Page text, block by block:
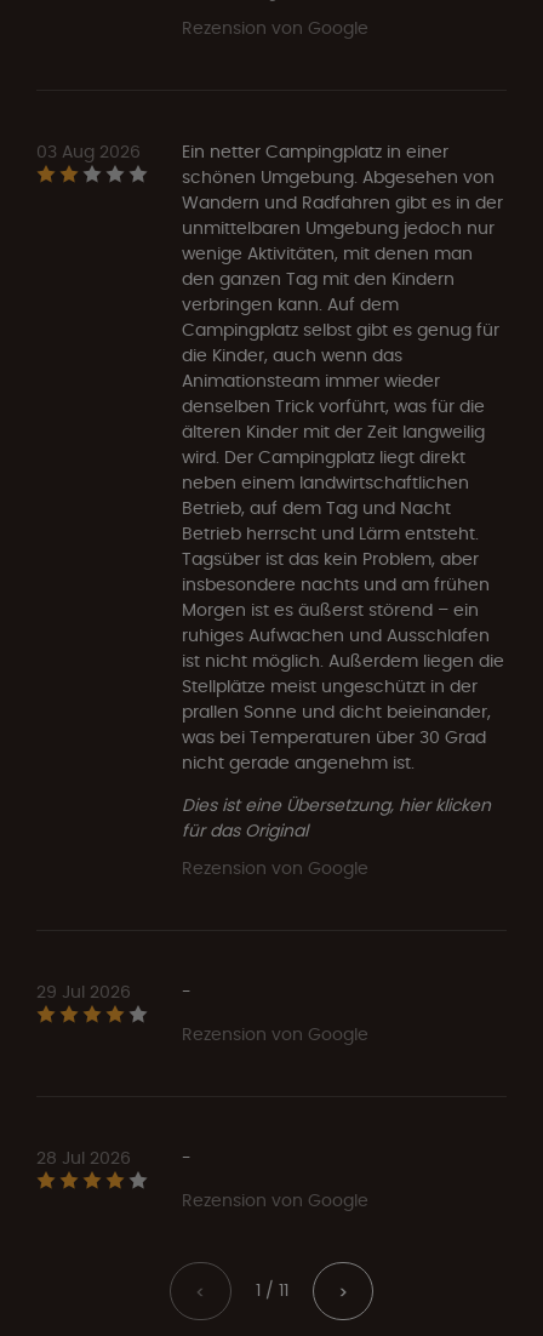
Rezension von Google
03 Aug 2026
Ein netter Campingplatz in einer
schönen Umgebung. Abgesehen von
Wandern und Radfahren gibt es in der
unmittelbaren Umgebung jedoch nur
wenige Aktivitäten, mit denen man
den ganzen Tag mit den Kindern
verbringen kann. Auf dem
Campingplatz selbst gibt es genug für
die Kinder, auch wenn das
Animationsteam immer wieder
denselben Trick vorführt, was für die
älteren Kinder mit der Zeit langweilig
wird. Der Campingplatz liegt direkt
neben einem landwirtschaftlichen
Betrieb, auf dem Tag und Nacht
Betrieb herrscht und Lärm entsteht.
Tagsüber ist das kein Problem, aber
insbesondere nachts und am frühen
Morgen ist es äußerst störend – ein
ruhiges Aufwachen und Ausschlafen
ist nicht möglich. Außerdem liegen die
Stellplätze meist ungeschützt in der
prallen Sonne und dicht beieinander,
was bei Temperaturen über 30 Grad
nicht gerade angenehm ist.
Dies ist eine Übersetzung, hier klicken
für das Original
Rezension von Google
29 Jul 2026
-
Rezension von Google
28 Jul 2026
-
Rezension von Google
< 1 / 11 >